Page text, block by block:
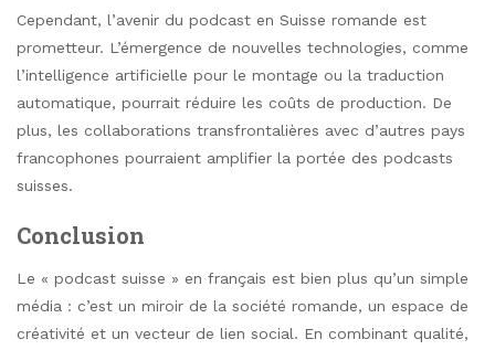
Cependant, l’avenir du podcast en Suisse romande est
prometteur. L’émergence de nouvelles technologies, comme
l’intelligence artificielle pour le montage ou la traduction
automatique, pourrait réduire les coûts de production. De
plus, les collaborations transfrontalières avec d’autres pays
francophones pourraient amplifier la portée des podcasts
suisses.
Conclusion
Le « podcast suisse » en français est bien plus qu’un simple
média : c’est un miroir de la société romande, un espace de
créativité et un vecteur de lien social. En combinant qualité,